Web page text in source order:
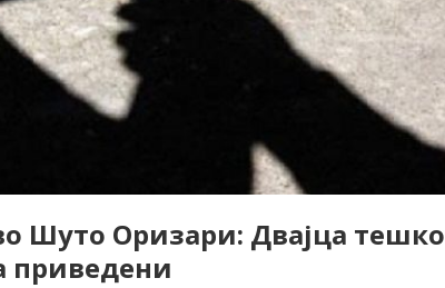
Шуто Оризари: Двајца тешко
приведени